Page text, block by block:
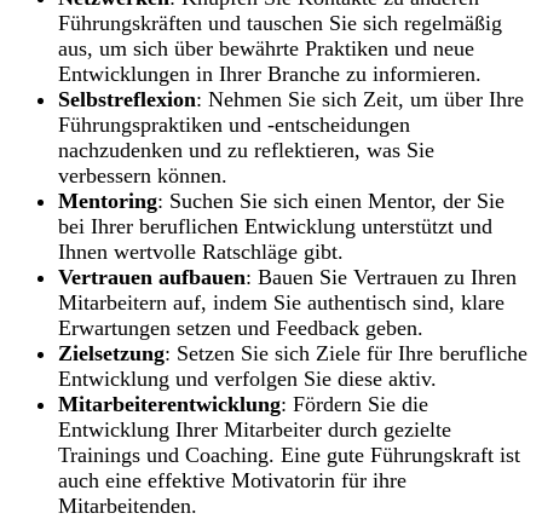
Führungskräften und tauschen Sie sich regelmäßig
aus, um sich über bewährte Praktiken und neue
Entwicklungen in Ihrer Branche zu informieren.
Selbstreflexion: Nehmen Sie sich Zeit, um über Ihre
Führungspraktiken und -entscheidungen
nachzudenken und zu reflektieren, was Sie
verbessern können.
Mentoring: Suchen Sie sich einen Mentor, der Sie
bei Ihrer beruflichen Entwicklung unterstützt und
Ihnen wertvolle Ratschläge gibt.
Vertrauen aufbauen: Bauen Sie Vertrauen zu Ihren
Mitarbeitern auf, indem Sie authentisch sind, klare
Erwartungen setzen und Feedback geben.
Zielsetzung: Setzen Sie sich Ziele für Ihre berufliche
Entwicklung und verfolgen Sie diese aktiv.
Mitarbeiterentwicklung: Fördern Sie die
Entwicklung Ihrer Mitarbeiter durch gezielte
Trainings und Coaching. Eine gute Führungskraft ist
auch eine effektive Motivatorin für ihre
Mitarbeitenden.